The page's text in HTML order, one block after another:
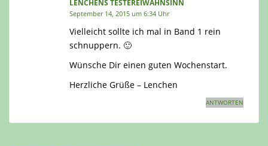
LENCHENS TESTEREIWAHNSINN
September 14, 2015 um 6:34 Uhr
Vielleicht sollte ich mal in Band 1 rein
schnuppern. 🙂
Wünsche Dir einen guten Wochenstart.
Herzliche Grüße – Lenchen
ANTWORTEN